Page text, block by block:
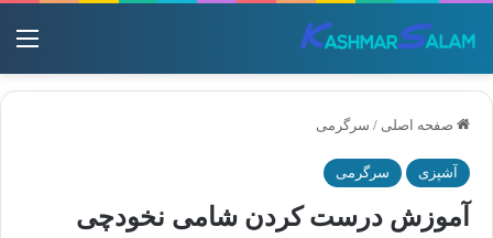
صفحه اصلی / سرگرمی
آشپزی سرگرمی
آموزش درست کردن شامی نخودچی